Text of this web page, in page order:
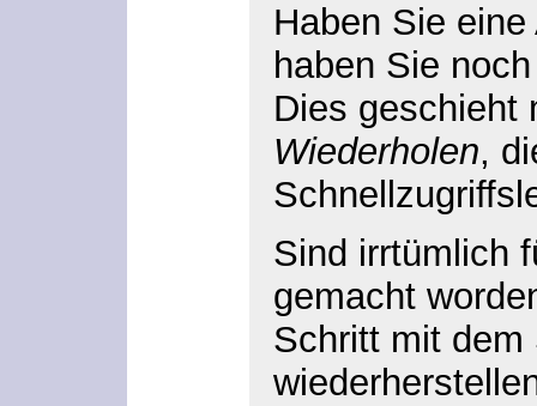
Haben Sie
haben Sie
Dies geschieht
Wiederholen,
Sind irrtümlich
gemacht
Schritt mit